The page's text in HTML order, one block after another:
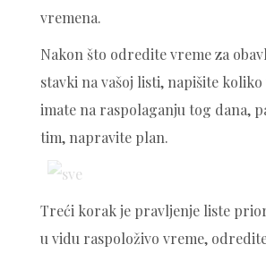
vremena.
Nakon što odredite vreme za
stavki na vašoj listi, napišite
imate na raspolaganju tog dana,
tim, napravite plan.
Treći korak je pravljenje liste
u vidu raspoloživo vreme,